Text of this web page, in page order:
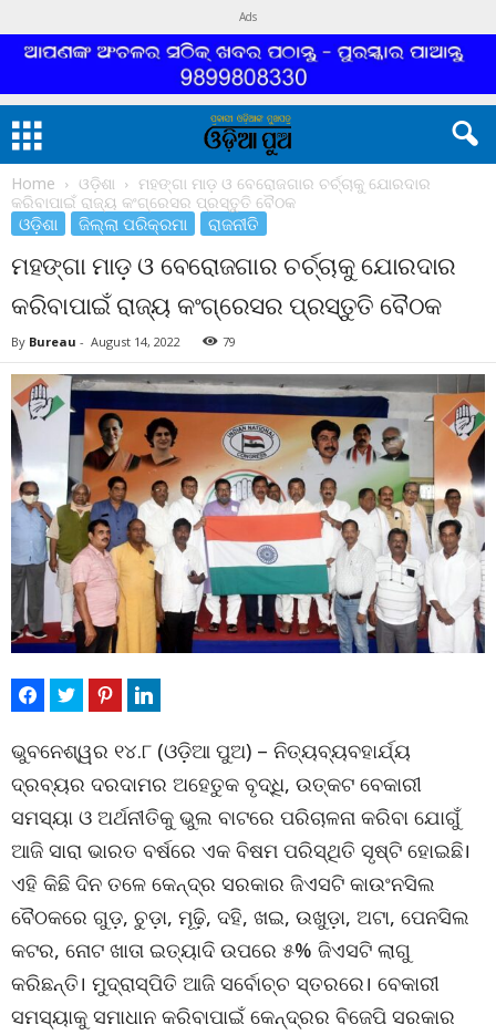
Ads
Home ଓଡ଼ିଶା
ମହଙ୍ଗା ମାଡ଼ ଓ ବେରୋଜଗାର ଚର୍ଚ୍ଚାକୁ ଯୋରଦାର
କରିବାପାଇଁ ରାଜ୍ୟ କଂଗ୍ରେସର ପ୍ରସ୍ତୁତି ବୈଠକ
ଓଡ଼ିଶା ଜିଲ୍ଲା ପରିକ୍ରମା ରାଜନୀତି
ମହଙ୍ଗା ମାଡ଼ ଓ ବେରୋଜଗାର ଚର୍ଚ୍ଚାକୁ ଯୋରଦାର
କରିବାପାଇଁ ରାଜ୍ୟ କଂଗ୍ରେସର ପ୍ରସ୍ତୁତି ବୈଠକ
By Bureau - August 14, 2022 79
ଭୁବନେଶ୍ୱର ୧୪.୮ (ଓଡ଼ିଆ ପୁଅ) – ନିତ୍ୟବ୍ୟବହାର୍ଯ୍ୟ
ଦ୍ରବ୍ୟର ଦରଦାମର ଅହେତୁକ ବୃଦ୍ଧି, ଉତ୍କଟ ବେକାରୀ
ସମସ୍ୟା ଓ ଅର୍ଥନୀତିକୁ ଭୁଲ ବାଟରେ ପରିଚାଳନା କରିବା ଯୋଗୁଁ
ଆଜି ସାରା ଭାରତ ବର୍ଷରେ ଏକ ବିଷମ ପରିସ୍ଥିତି ସୃଷ୍ଟି ହୋଇଛି।
ଏହି କିଛି ଦିନ ତଳେ କେନ୍ଦ୍ର ସରକାର ଜିଏସଟି କାଉଂନସିଲ
ବୈଠକରେ ଗୁଡ଼, ଚୁଡ଼ା, ମୂଢ଼ି, ଦହି, ଖଇ, ଉଖୁଡ଼ା, ଅଟା, ପେନସିଲ
କଟର, ନୋଟ ଖାତା ଇତ୍ୟାଦି ଉପରେ ୫% ଜିଏସଟି ଲାଗୁ
କରିଛନ୍ତି। ମୁଦ୍ରାସ୍ପିତି ଆଜି ସର୍ବୋଚ୍ଚ ସ୍ତରରେ। ବେକାରୀ
ସମସ୍ୟାକୁ ସମାଧାନ କରିବାପାଇଁ କେନ୍ଦ୍ରର ବିଜେପି ସରକାର